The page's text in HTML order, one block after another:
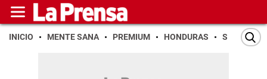
INICIO MENTE SANA PREMIUM HONDURAS SAN PEDRO